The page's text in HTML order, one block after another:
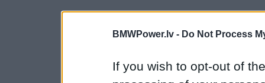
BMWPower.lv - Do Not Process
If you wish to opt-out of